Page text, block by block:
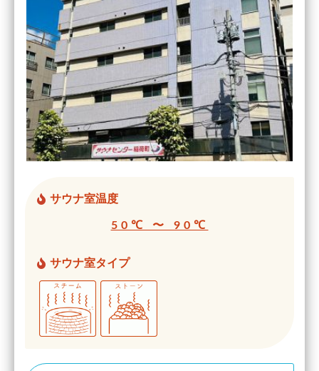
サウナ室温度
50℃ 〜 90℃
サウナ室タイプ